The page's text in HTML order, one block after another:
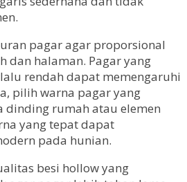
pagar agar proporsional
dan halaman. Pagar yang
rendah dapat memengaruhi
pilih warna pagar yang
dinding rumah atau elemen
yang tepat dapat
pada hunian.
besi hollow yang